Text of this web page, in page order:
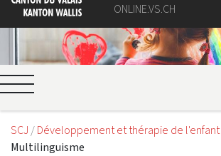
ONLINE.VS.CH
SCJ Développement et thérapie de l'enfant
Multilinguisme